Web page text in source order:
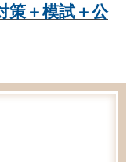
策＋模試＋公